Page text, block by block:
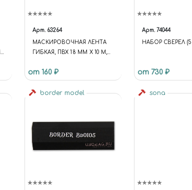
Арт. 63264
МАСКИРОВОЧНАЯ ЛЕНТА
ГИБКАЯ, ПВХ 18 ММ Х 10 М,
от 160 ₽
Арт. 74044
НАБОР СВЕРЕЛ
от 730 ₽
border model sona